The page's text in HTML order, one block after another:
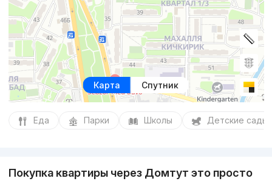
Карта Спутник
Еда Парки Школы Детские сады
Покупка квартиры через Домтут это просто